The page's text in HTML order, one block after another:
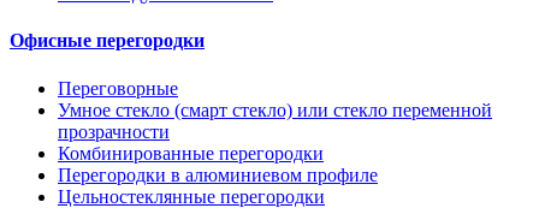
Офисные перегородки
Переговорные
Умное стекло (смарт стекло) или стекло переменной
прозрачности
Комбинированные перегородки
Перегородки в алюминиевом профиле
Цельностеклянные перегородки